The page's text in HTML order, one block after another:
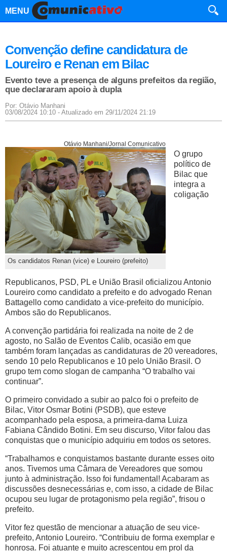
MENU
Convenção define candidatura de
Loureiro e Renan em Bilac
Evento teve a presença de alguns prefeitos da região,
que declararam apoio à dupla
Por: Otávio Manhani
03/08/2024 10:10 - Atualizado em 29/11/2024 21:19
Otávio Manhani/Jornal Comunicativo
Os candidatos Renan (vice) e Loureiro (prefeito)
O grupo
político de
Bilac que
integra a
coligação
Republicanos, PSD, PL e União Brasil oficializou Antonio
Loureiro como candidato a prefeito e do advogado Renan
Battagello como candidato a vice-prefeito do município.
Ambos são do Republicanos.
A convenção partidária foi realizada na noite de 2 de
agosto, no Salão de Eventos Calib, ocasião em que
também foram lançadas as candidaturas de 20 vereadores,
sendo 10 pelo Republicanos e 10 pelo União Brasil. O
grupo tem como slogan de campanha “O trabalho vai
continuar”.
O primeiro convidado a subir ao palco foi o prefeito de
Bilac, Vitor Osmar Botini (PSDB), que esteve
acompanhado pela esposa, a primeira-dama Luiza
Fabiana Cândido Botini. Em seu discurso, Vitor falou das
conquistas que o município adquiriu em todos os setores.
“Trabalhamos e conquistamos bastante durante esses oito
anos. Tivemos uma Câmara de Vereadores que somou
junto à administração. Isso foi fundamental! Acabaram as
discussões desnecessárias e, com isso, a cidade de Bilac
ocupou seu lugar de protagonismo pela região”, frisou o
prefeito.
Vitor fez questão de mencionar a atuação de seu vice-
prefeito, Antonio Loureiro. “Contribuiu de forma exemplar e
honrosa. Foi atuante e muito acrescentou em prol da